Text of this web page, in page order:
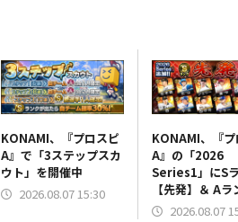
KONAMI、『プロスピ
A』で「3ステップスカ
ウト」を開催中
2026.08.07 15:30
KONAMI、『
A』の「2026
Series1」にS
【先発】＆ Aラ
【野手】新登
2026.08.07